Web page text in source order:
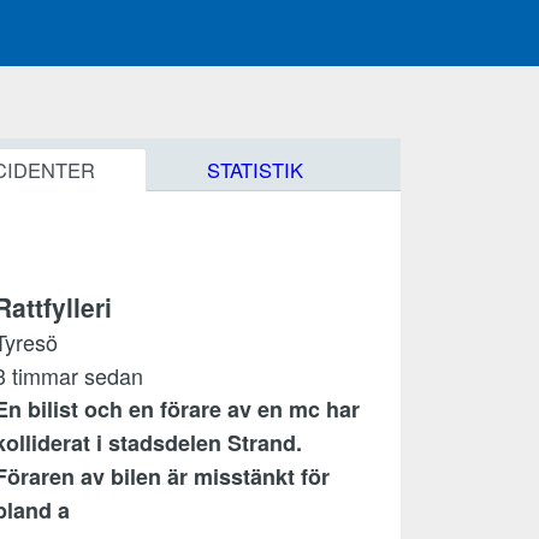
STATISTIK
timmar sedan
bilist och en förare av en mc har
i stadsdelen Strand.
av bilen är misstänkt för
a